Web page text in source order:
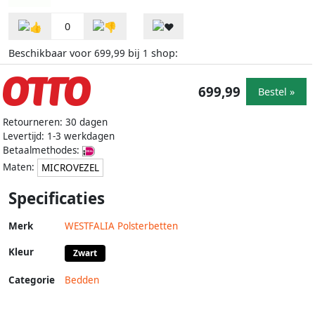
0
Beschikbaar voor 699,99 bij 1 shop:
Retourneren: 30 dagen
Levertijd: 1-3 werkdagen
Betaalmethodes:
Maten:
MICROVEZEL
699,99 Bestel »
Specificaties
Merk WESTFALIA Polsterbetten
Kleur Zwart
Categorie Bedden